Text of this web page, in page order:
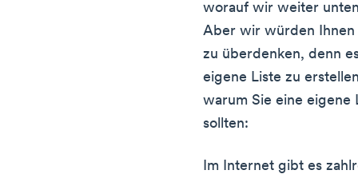
worauf wir weiter
Aber wir würden Ihnen
zu überdenken, denn
eigene Liste zu
warum Sie eine eigene
sollten:
Im Internet gibt es